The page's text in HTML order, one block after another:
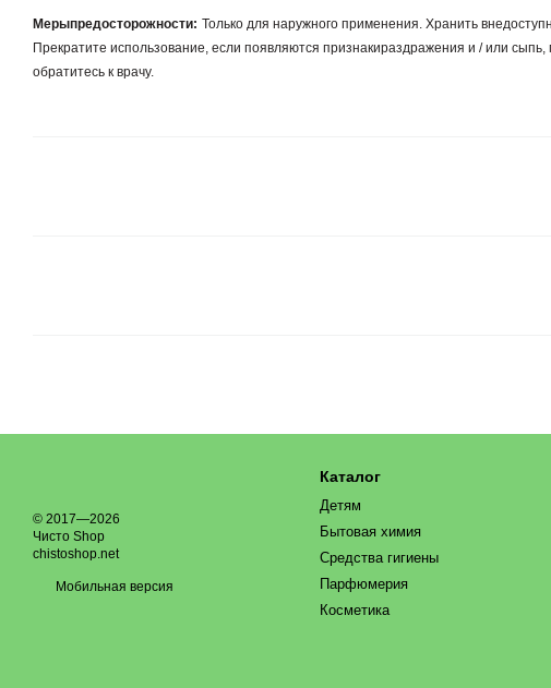
Мерыпредосторожности: Только для наружного применения. Хранить
Прекратите использование, если появляются признакираздражения и / или
обратитесь к врачу.
© 2017—2026
Чисто Shop
chistoshop.net
Мобильная версия
Каталог
Детям
Бытовая химия
Средства гигиены
Парфюмерия
Косметика